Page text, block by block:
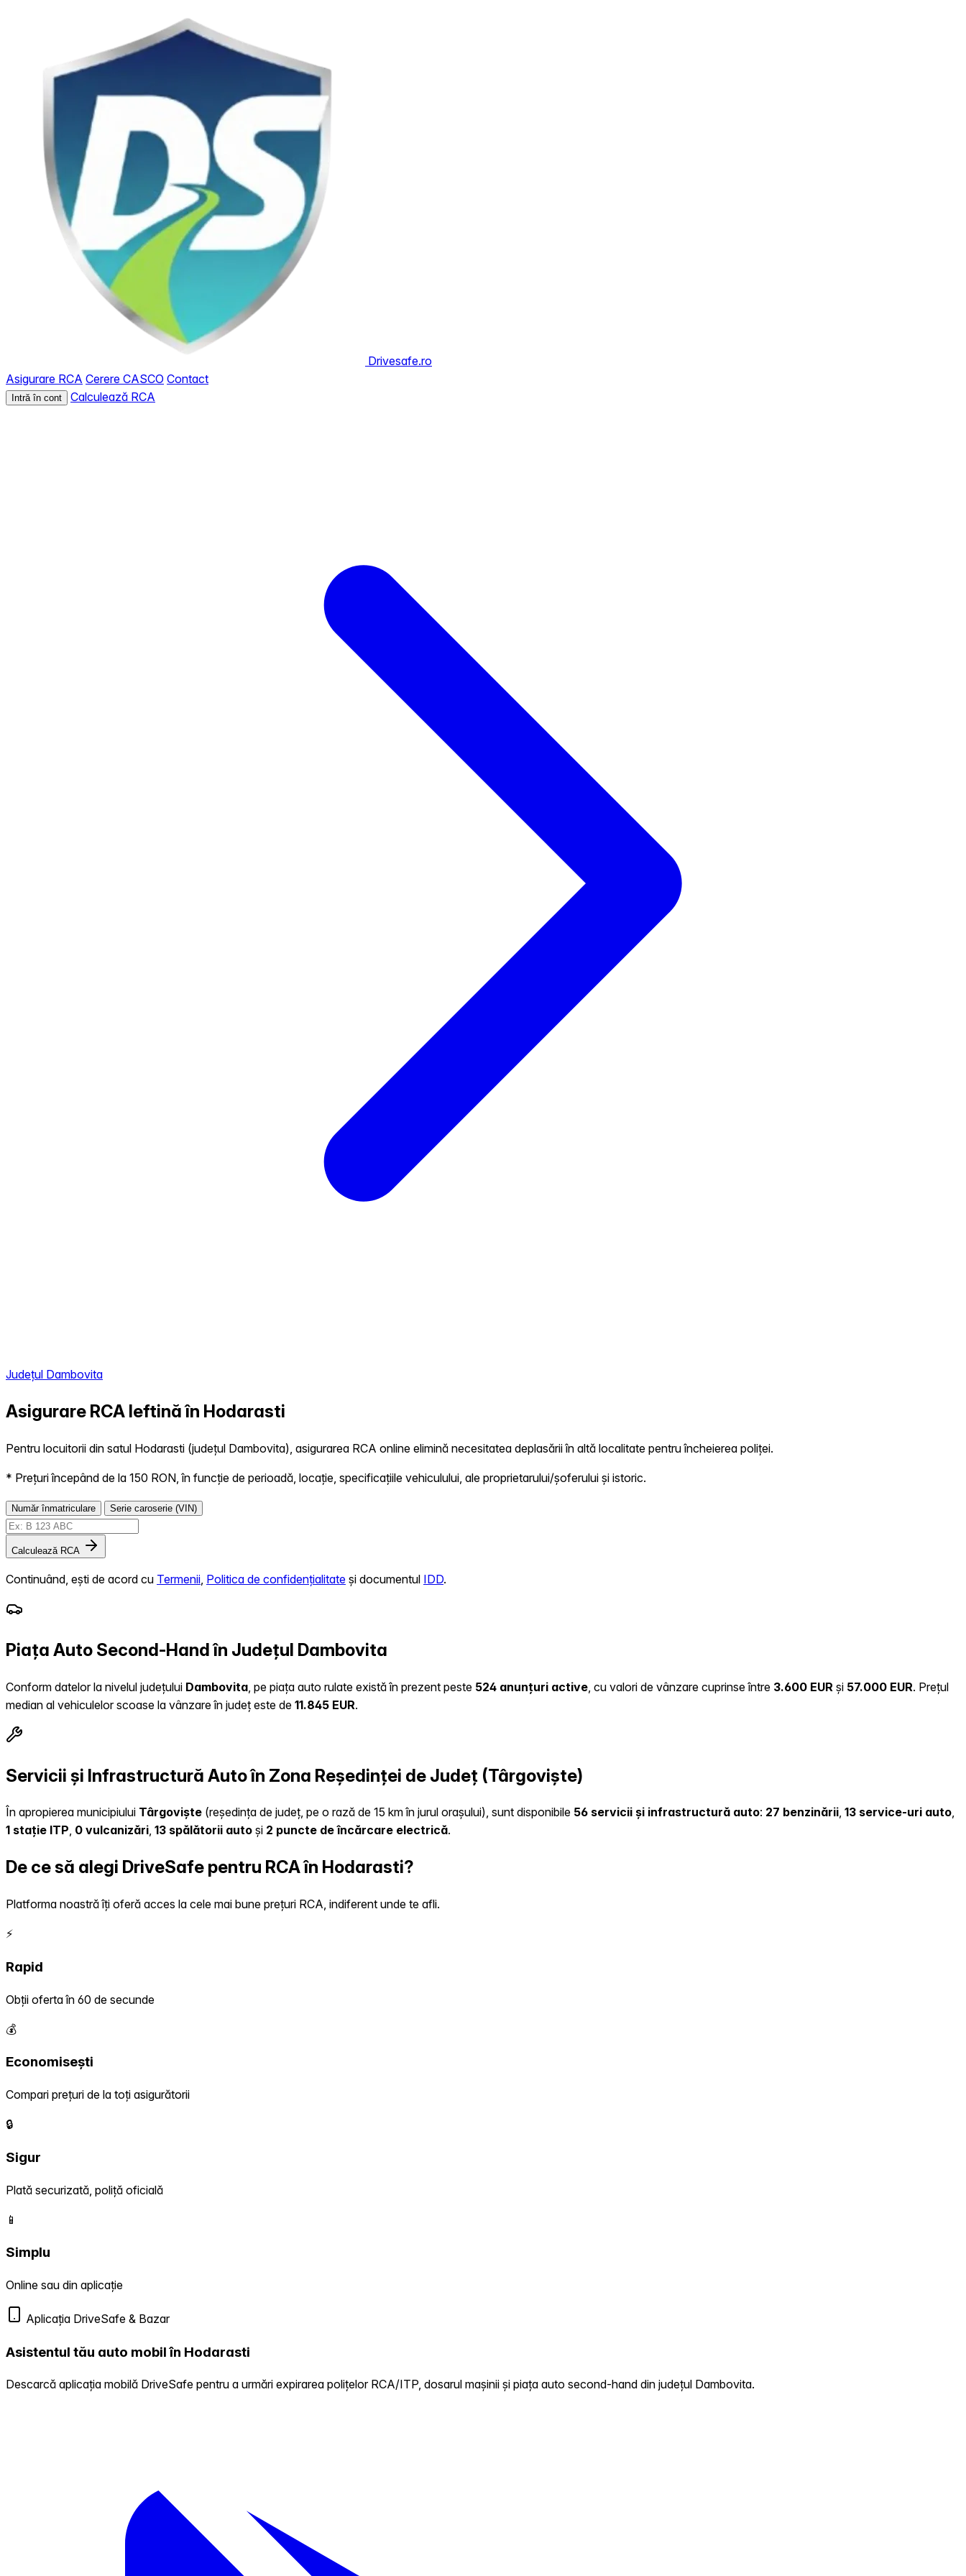
Drivesafe.ro
Asigurare RCA Cerere CASCO Contact
Intră în cont Calculează RCA
Județul Dambovita
Asigurare RCA Ieftină în Hodarasti
Pentru locuitorii din satul Hodarasti (județul Dambovita), asigurarea RCA online elimină necesitatea deplasării în altă localitate pentru încheierea poliței.
* Prețuri începând de la 150 RON, în funcție de perioadă, locație, specificațiile vehiculului, ale proprietarului/șoferului și istoric.
Număr înmatriculare Serie caroserie (VIN)
Calculează RCA
Continuând, ești de acord cu Termenii Politica de confidențialitate și documentul IDD.
Piața Auto Second-Hand în Județul Dambovita
Conform datelor la nivelul județului Dambovita , pe piața auto rulate există în prezent peste 524 anunțuri active , cu valori de vânzare cuprinse între 3.600 EUR și 57.000 EUR. Prețul
median al vehiculelor scoase la vânzare în județ este de 11.845 EUR.
Servicii și Infrastructură Auto în Zona Reședinței de Județ (Târgoviște)
În apropierea municipiului Târgoviște (reședința de județ, pe o rază de 15 km în jurul orașului), sunt disponibile 56 servicii și infrastructură auto: 27 benzinării, 13 service-uri auto,
1 stație ITP, 0 vulcanizări, 13 spălătorii auto și 2 puncte de încărcare electrică.
De ce să alegi DriveSafe pentru RCA în Hodarasti?
Platforma noastră îți oferă acces la cele mai bune prețuri RCA, indiferent unde te afli.
⚡
Rapid
Obții oferta în 60 de secunde
💰
Economisești
Compari prețuri de la toți asigurătorii
🔒
Sigur
Plată securizată, poliță oficială
📱
Simplu
Online sau din aplicație
Aplicația DriveSafe & Bazar
Asistentul tău auto mobil în Hodarasti
Descarcă aplicația mobilă DriveSafe pentru a urmări expirarea polițelor RCA/ITP, dosarul mașinii și piața auto second-hand din județul Dambovita.